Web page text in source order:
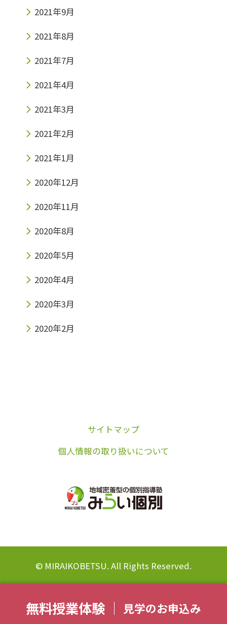
2021年9月
2021年8月
2021年7月
2021年4月
2021年3月
2021年2月
2021年1月
2020年12月
2020年11月
2020年8月
2020年5月
2020年4月
2020年3月
2020年2月
無料授業体験 見学のお申込み
サイトマップ
個人情報の取り扱いについて
© MIRAIKOBETSU. All Rights Reserved.